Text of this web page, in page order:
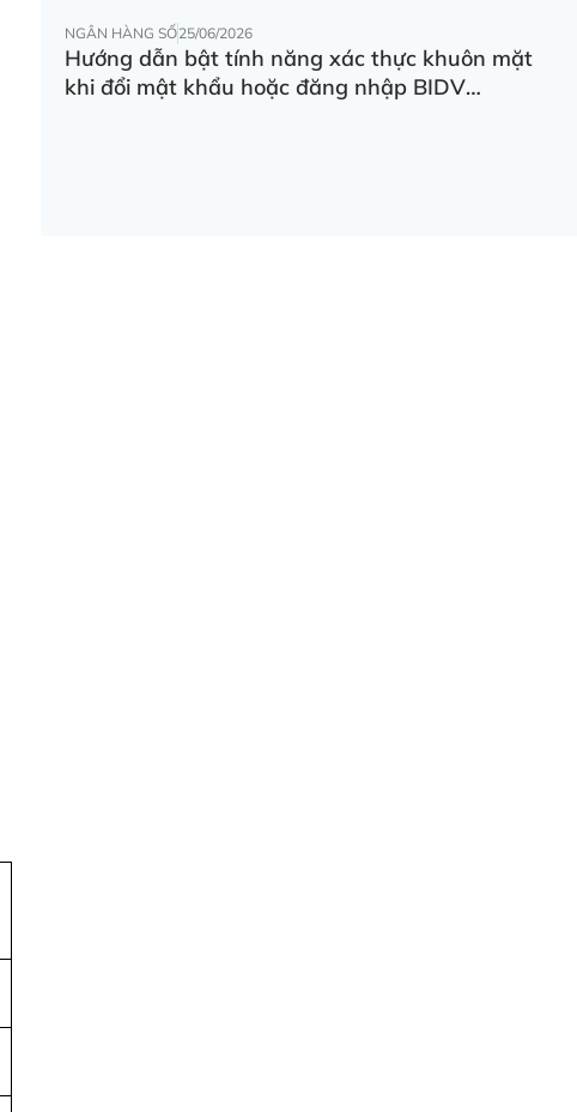
NGÂN HÀNG SỐ25/06/2026
Hướng dẫn bật tính năng xác thực khuôn mặt
khi đổi mật khẩu hoặc đăng nhập BIDV